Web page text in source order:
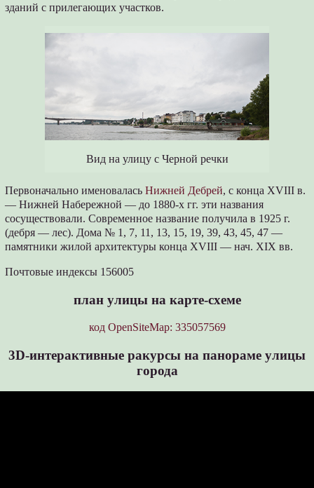
зданий с прилегающих участков.
Вид на улицу с Черной речки
Первоначально именоваласьНижней Дебрей, с конца XVIII в.
— Нижней Набережной — до 1880-х гг. эти названия
сосуществовали. Современное название получила в 1925 г.
(дебря — лес). Дома № 1, 7, 11, 13, 15, 19, 39, 43, 45, 47 —
памятники жилой архитектуры конца XVIII — нач. XIX вв.
Почтовые индексы 156005
план улицы на карте-схеме
код OpenSiteMap: 335057569
3D-интерактивные ракурсы на панораме улицы
города